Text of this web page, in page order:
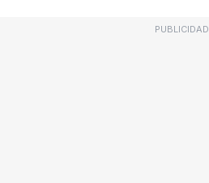
PUBLICIDAD